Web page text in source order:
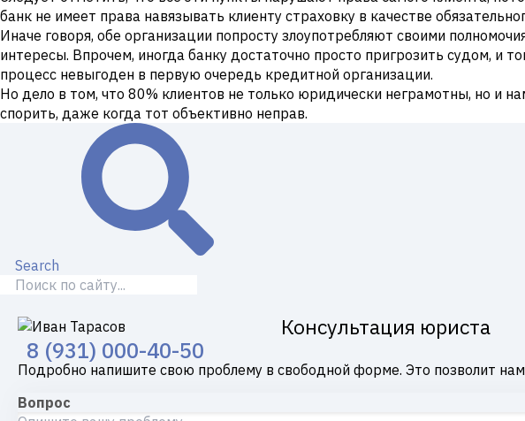
банк не имеет права навязывать клиенту страховку в качестве
Иначе говоря, обе организации попросту злоупотребляют своими
интересы. Впрочем, иногда банку достаточно просто пригрозить судом, и
процесс невыгоден в первую очередь кредитной организации.
Но дело в том, что 80% клиентов не только юридически неграмотны, но и
спорить, даже когда тот объективно неправ.
Search
Консультация юриста
8 (931) 000-40-50
Подробно напишите свою проблему в свободной форме. Это позволит
Вопрос